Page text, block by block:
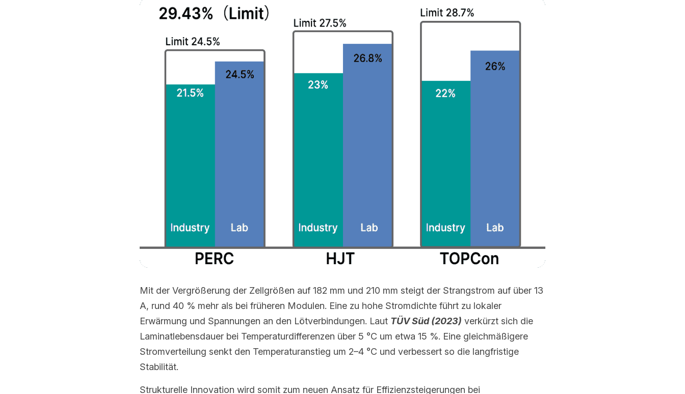
Mit der Vergrößerung der Zellgrößen auf 182 mm und 210 mm steigt der Strangstrom auf über 13
A, rund 40 % mehr als bei früheren Modulen. Eine zu hohe Stromdichte führt zu lokaler
Erwärmung und Spannungen an den Lötverbindungen. Laut TÜV Süd (2023) verkürzt sich die
Laminatlebensdauer bei Temperaturdifferenzen über 5 °C um etwa 15 %. Eine gleichmäßigere
Stromverteilung senkt den Temperaturanstieg um 2–4 °C und verbessert so die langfristige
Stabilität.